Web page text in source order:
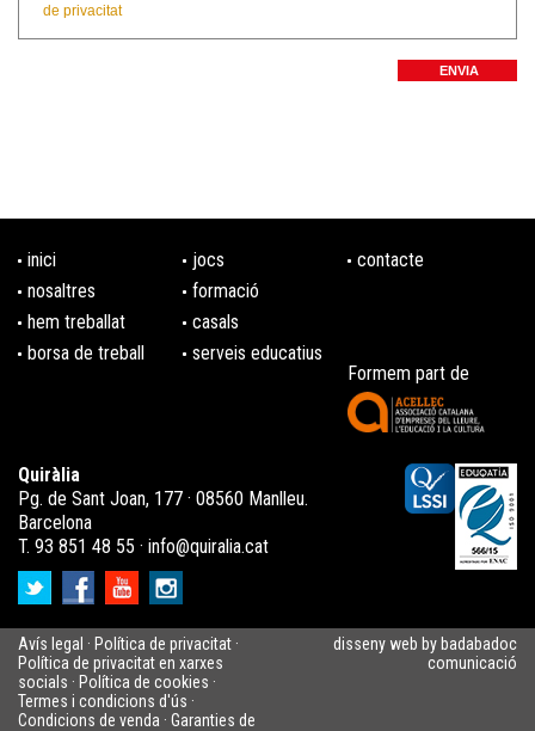
de privacitat
inici
nosaltres
hem treballat
borsa de treball
jocs
formació
casals
serveis educatius
contacte
Formem part de
Quiràlia
Pg. de Sant Joan, 177 · 08560 Manlleu.
Barcelona
T. 93 851 48 55 · info@quiralia.cat
Avís legal · Política de privacitat ·
Política de privacitat en xarxes
socials · Política de cookies ·
Termes i condicions d'ús ·
Condicions de venda · Garanties de
disseny web by badabadoc
comunicació